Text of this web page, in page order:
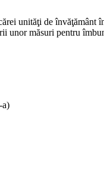
unităţi de învăţământ
măsuri pentru
a)